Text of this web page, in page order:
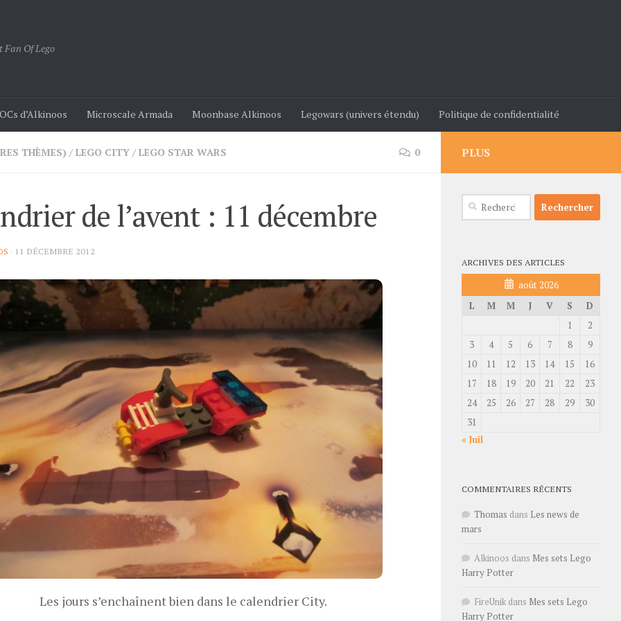
Fan Of Lego
d’Alkinoos Microscale Armada Moonbase Alkinoos Legowars (univers étendu) Politique de confidentialité
THÈMES) / LEGO CITY / LEGO STAR WARS 0
de l’avent : 11 décembre
· 11 DÉCEMBRE 2012
Les jours s’enchaînent bien dans le calendrier City.
PLUS
Rechercher :
ARCHIVES DES ARTICLES
août 2026
L
M M J V S
D
1
2
3
4 5 6 7 8
9
10
11 12 13 14 15
16
17
18 19 20 21 22
23
24
25 26 27 28 29
30
31
« Juil
COMMENTAIRES RÉCENTS
Thomas dans Les news de
mars
Alkinoos dans Mes sets Lego
Harry Potter
FireUnik dans Mes sets Lego
Harry Potter